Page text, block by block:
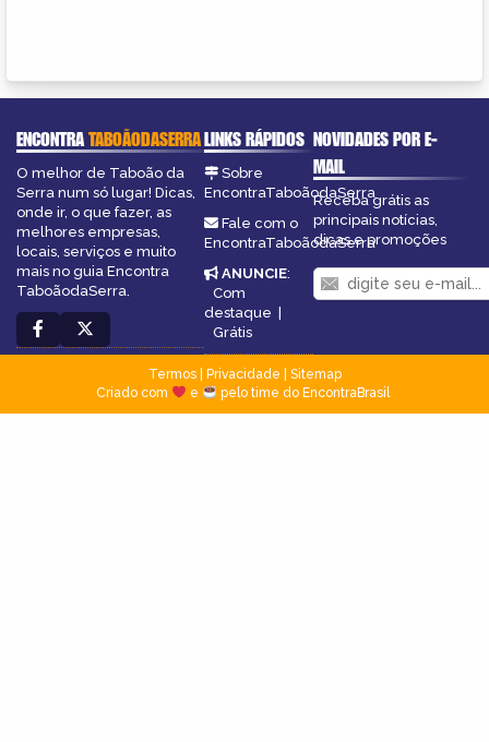
ENCONTRATABOÃODASERRA
O melhor de Taboão da
Serra num só lugar! Dicas,
onde ir, o que fazer, as
melhores empresas,
locais, serviços e muito
mais no guia Encontra
TaboãodaSerra.
LINKS RÁPIDOS
Sobre
EncontraTaboãodaSerra
Fale com o
EncontraTaboãodaSerra
ANUNCIE:
Com
destaque
Grátis
NOVIDADES POR E-
MAIL
Receba grátis as
principais notícias,
dicas e promoções
Termos| Privacidade
Sitemap
Criado com
e pelo time do EncontraBrasil